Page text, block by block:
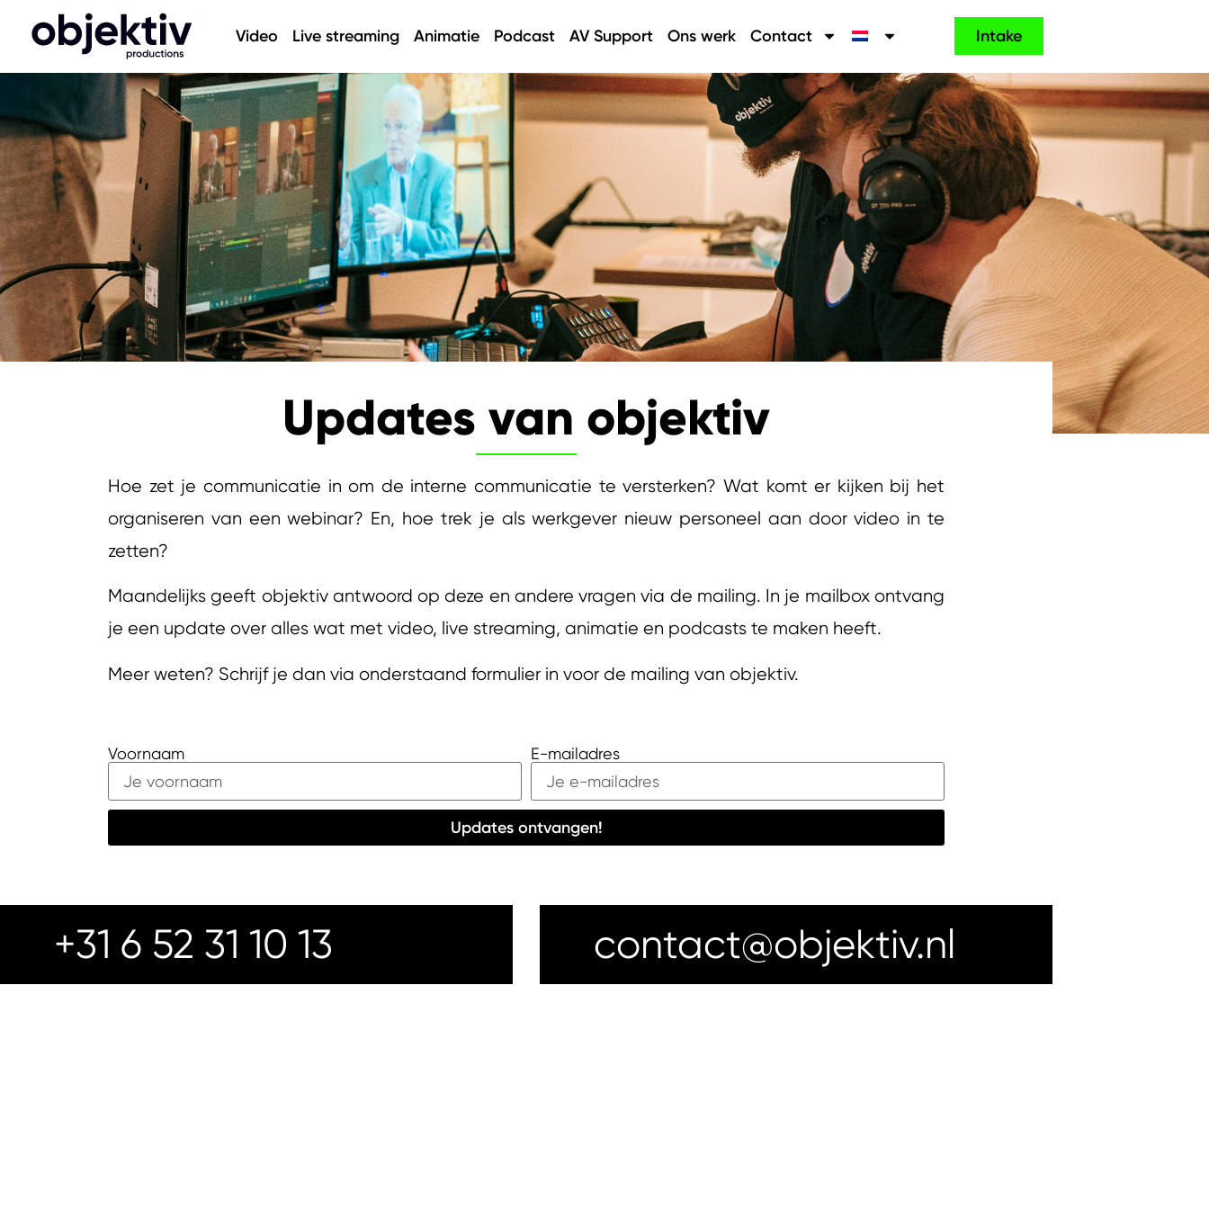
Video Live streaming Animatie Podcast AV Support Ons werk Contact Intake
Updates van objektiv
Hoe zet je communicatie in om de interne communicatie te versterken? Wat komt er kijken bij het
organiseren van een webinar? En, hoe trek je als werkgever nieuw personeel aan door video in te
zetten?
Maandelijks geeft objektiv antwoord op deze en andere vragen via de mailing. In je mailbox ontvang
je een update over alles wat met video, live streaming, animatie en podcasts te maken heeft.
Meer weten? Schrijf je dan via onderstaand formulier in voor de mailing van objektiv.
Voornaam E-mailadres
Updates ontvangen!
+31 6 52 31 10 13 contact@objektiv.nl